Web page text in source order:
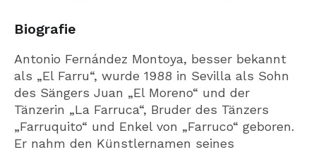
Biografie
Antonio Fernández Montoya, besser bekannt
als „El Farru“, wurde 1988 in Sevilla als Sohn
des Sängers Juan „El Moreno“ und der
Tänzerin „La Farruca“, Bruder des Tänzers
„Farruquito“ und Enkel von „Farruco“ geboren.
Er nahm den Künstlernamen seines